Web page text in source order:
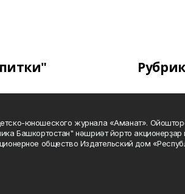
юношеского журнала «Аманат».
Башкортостан" нәшриәт йорто акционерҙар
общество Издательский дом